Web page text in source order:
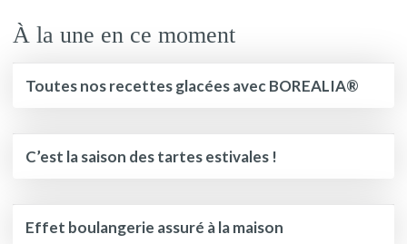
À la une en ce moment
Toutes nos recettes glacées avec BOREALIA®
C’est la saison des tartes estivales !
Effet boulangerie assuré à la maison